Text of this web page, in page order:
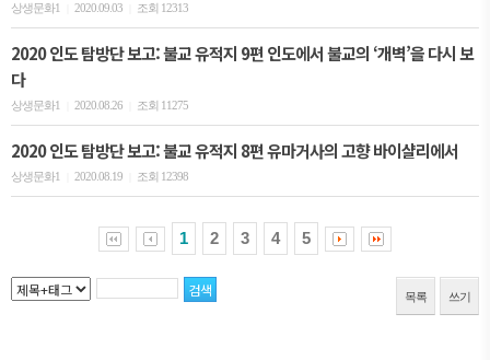
상생문화1 2020.09.03 조회 12313
2020 인도 탐방단 보고: 불교 유적지 9편 인도에서 불교의 ‘개벽’을 다시 보
다
상생문화1 2020.08.26 조회 11275
2020 인도 탐방단 보고: 불교 유적지 8편 유마거사의 고향 바이샬리에서
상생문화1 2020.08.19 조회 12398
1 2 3 4 5
목록 쓰기